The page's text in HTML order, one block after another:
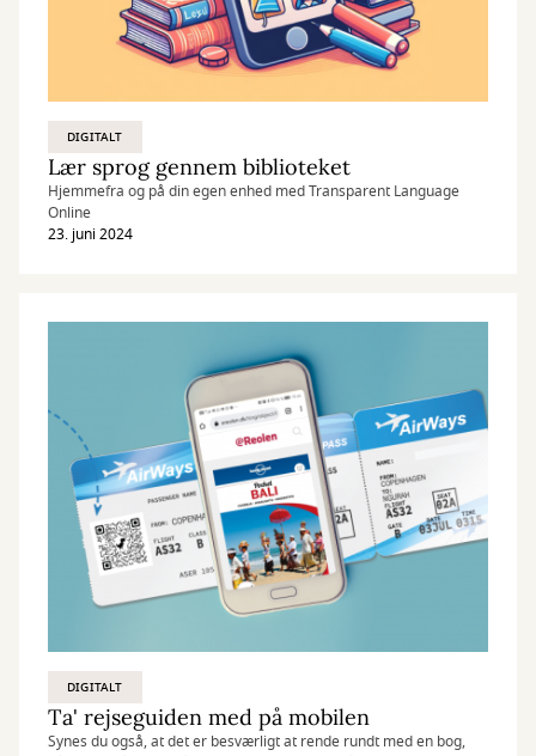
DIGITALT
Lær sprog gennem biblioteket
Hjemmefra og på din egen enhed med Transparent Language
Online
23. juni 2024
DIGITALT
Ta' rejseguiden med på mobilen
Synes du også, at det er besværligt at rende rundt med en bog,